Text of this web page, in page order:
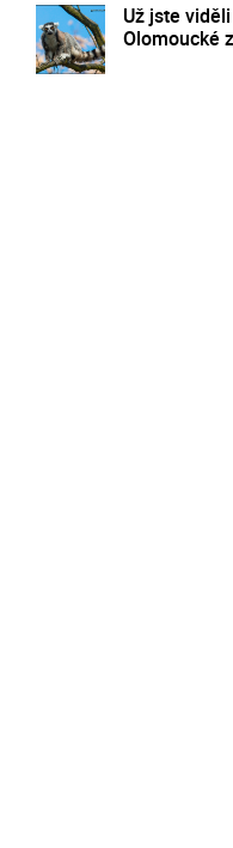
Už jste
Olomoucké